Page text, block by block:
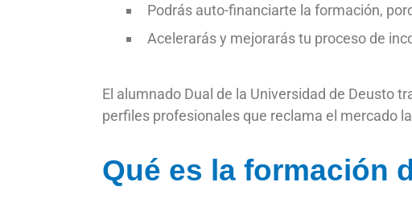
Podrás auto-financiarte la formación,
Acelerarás y mejorarás tu proceso de
El alumnado Dual de la Universidad de Deusto
perfiles profesionales que reclama el mercado
Qué es la formación